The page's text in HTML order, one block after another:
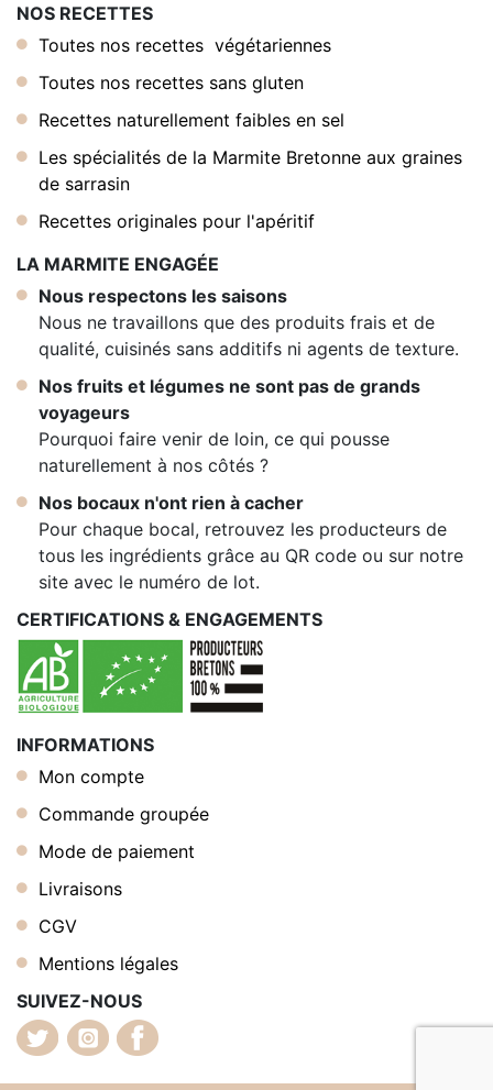
NOS RECETTES
Toutes nos recettes végétariennes
Toutes nos recettes sans gluten
Recettes naturellement faibles en sel
Les spécialités de la Marmite Bretonne aux graines
de sarrasin
Recettes originales pour l'apéritif
LA MARMITE ENGAGÉE
Nous respectons les saisons
Nous ne travaillons que des produits frais et de
qualité, cuisinés sans additifs ni agents de texture.
Nos fruits et légumes ne sont pas de grands
voyageurs
Pourquoi faire venir de loin, ce qui pousse
naturellement à nos côtés ?
Nos bocaux n'ont rien à cacher
Pour chaque bocal, retrouvez les producteurs de
tous les ingrédients grâce au QR code ou sur notre
site avec le numéro de lot.
CERTIFICATIONS & ENGAGEMENTS
INFORMATIONS
Mon compte
Commande groupée
Mode de paiement
Livraisons
CGV
Mentions légales
SUIVEZ-NOUS